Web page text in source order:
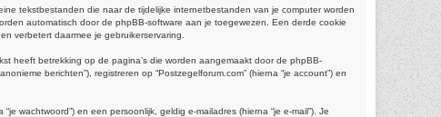
tekstbestanden die naar de tijdelijke internetbestanden van je computer worden
automatisch door de phpBB-software aan je toegewezen. Een derde cookie
verbetert daarmee je gebruikerservaring.
heeft betrekking op de pagina’s die worden aangemaakt door de phpBB-
berichten”), registreren op “Postzegelforum.com” (hierna “je account”) en
wachtwoord”) en een persoonlijk, geldig e-mailadres (hierna “je e-mail”). Je